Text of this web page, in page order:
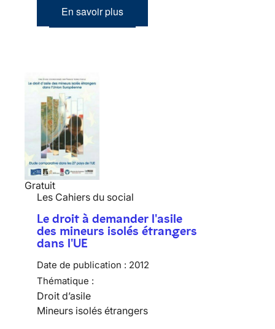
En savoir plus
Gratuit
Les Cahiers du social
Le droit à demander l'asile
des mineurs isolés étrangers
dans l'UE
Date de publication : 2012
Thématique :
Droit d’asile
Mineurs isolés étrangers